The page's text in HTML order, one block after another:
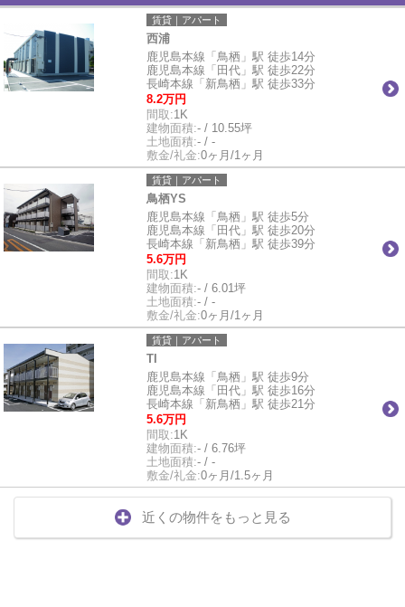
賃貸｜アパート
西浦
鹿児島本線「鳥栖」駅 徒歩14分
鹿児島本線「田代」駅 徒歩22分
長崎本線「新鳥栖」駅 徒歩33分
8.2万円
間取:1K
建物面積:- / 10.55坪
土地面積:- / -
敷金/礼金:0ヶ月/1ヶ月
賃貸｜アパート
鳥栖YS
鹿児島本線「鳥栖」駅 徒歩5分
鹿児島本線「田代」駅 徒歩20分
長崎本線「新鳥栖」駅 徒歩39分
5.6万円
間取:1K
建物面積:- / 6.01坪
土地面積:- / -
敷金/礼金:0ヶ月/1ヶ月
賃貸｜アパート
TI
鹿児島本線「鳥栖」駅 徒歩9分
鹿児島本線「田代」駅 徒歩16分
長崎本線「新鳥栖」駅 徒歩21分
5.6万円
間取:1K
建物面積:- / 6.76坪
土地面積:- / -
敷金/礼金:0ヶ月/1.5ヶ月
近くの物件をもっと見る